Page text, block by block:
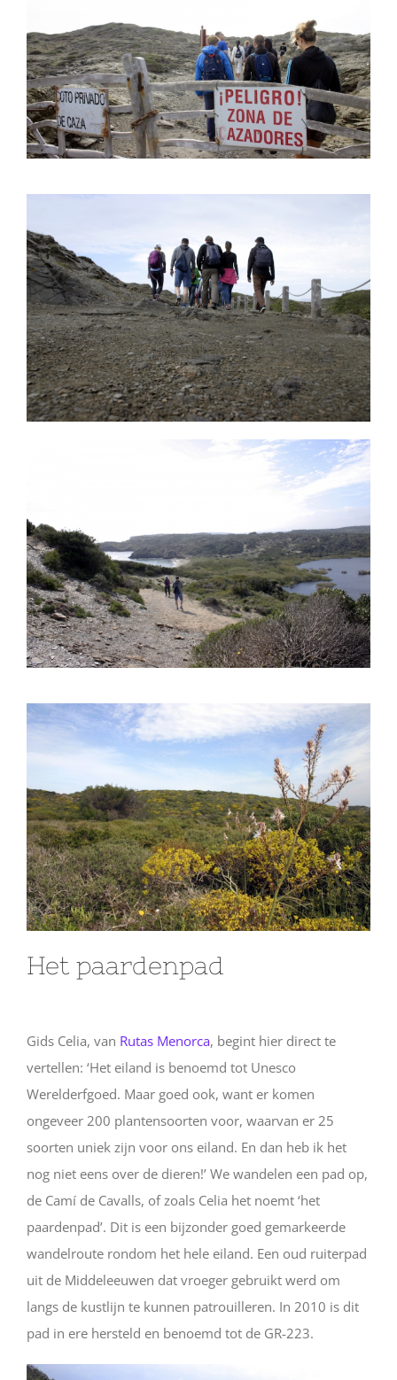
Het paardenpad
Gids Celia, van Rutas Menorca, begint hier direct te
vertellen: ‘Het eiland is benoemd tot Unesco
Werelderfgoed. Maar goed ook, want er komen
ongeveer 200 plantensoorten voor, waarvan er 25
soorten uniek zijn voor ons eiland. En dan heb ik het
nog niet eens over de dieren!’ We wandelen een pad op,
de Camí de Cavalls, of zoals Celia het noemt ‘het
paardenpad’. Dit is een bijzonder goed gemarkeerde
wandelroute rondom het hele eiland. Een oud ruiterpad
uit de Middeleeuwen dat vroeger gebruikt werd om
langs de kustlijn te kunnen patrouilleren. In 2010 is dit
pad in ere hersteld en benoemd tot de GR-223.